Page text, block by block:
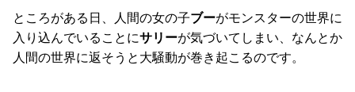
ところがある日、人間の女の子ブーがモンスターの世界に
入り込んでいることにサリーが気づいてしまい、なんとか
人間の世界に返そうと大騒動が巻き起こるのです。